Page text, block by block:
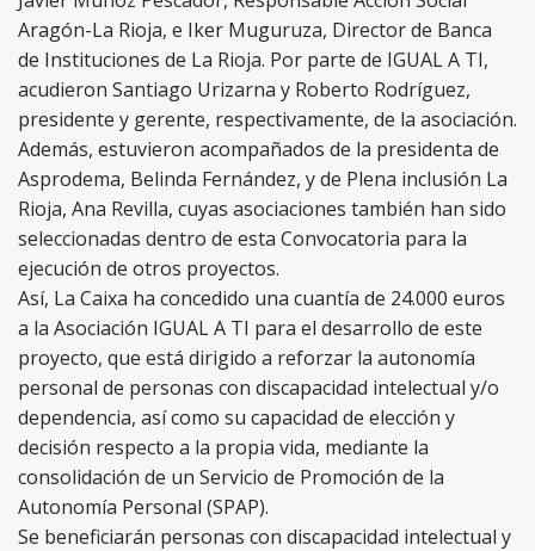
Aragón-La Rioja, e Iker Muguruza, Director de Banca
de Instituciones de La Rioja. Por parte de IGUAL A TI,
acudieron Santiago Urizarna y Roberto Rodríguez,
presidente y gerente, respectivamente, de la asociación.
Además, estuvieron acompañados de la presidenta de
Asprodema, Belinda Fernández, y de Plena inclusión La
Rioja, Ana Revilla, cuyas asociaciones también han sido
seleccionadas dentro de esta Convocatoria para la
ejecución de otros proyectos.
Así, La Caixa ha concedido una cuantía de 24.000 euros
a la Asociación IGUAL A TI para el desarrollo de este
proyecto, que está dirigido a reforzar la autonomía
personal de personas con discapacidad intelectual y/o
dependencia, así como su capacidad de elección y
decisión respecto a la propia vida, mediante la
consolidación de un Servicio de Promoción de la
Autonomía Personal (SPAP).
Se beneficiarán personas con discapacidad intelectual y